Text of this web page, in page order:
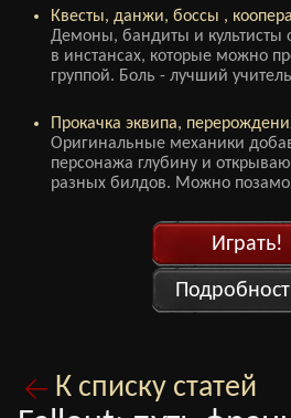
Квесты, данжи, боссы ,
Демоны, бандиты и культисты
в инстансах, которые можно
группой. Боль - лучший
Прокачка эквипа,
Оригинальные механики
персонажа глубину и
разных билдов. Можно
Играть!
К списку статей